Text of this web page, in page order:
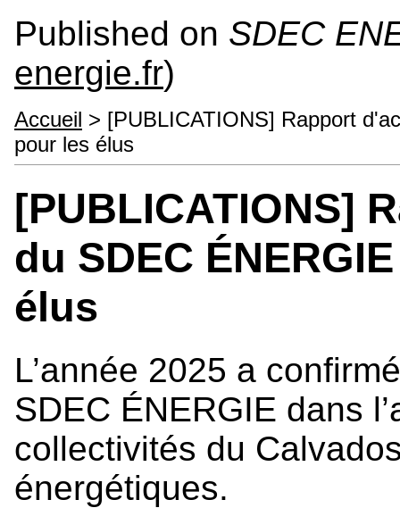
Published on SDEC
energie.fr)
Accueil > [PUBLICATIONS] Rapport
pour les élus
[PUBLICATIONS]
du SDEC
élus
L’année 2025 a
SDEC ÉNERGIE dans
collectivités du
énergétiques.